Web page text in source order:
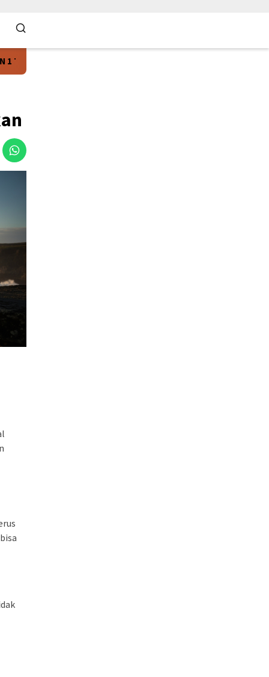
SNBT 2026, Dominasi Universitas Riau dan PTN Favorit